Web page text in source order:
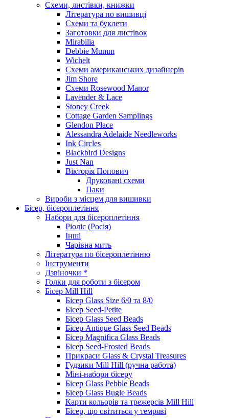
Схеми, листівки, книжки
Література по вишивці
Схеми та буклети
Заготовки для листівок
Mirabilia
Debbie Mumm
Wichelt
Схеми американських дизайнерів
Jim Shore
Cхеми Rosewood Manor
Lavender & Lace
Stoney Creek
Cottage Garden Samplings
Glendon Place
Alessandra Adelaide Needleworks
Ink Circles
Blackbird Designs
Just Nan
Вікторія Попович
Друковані схеми
Паки
Вироби з місцем для вишивки
Бісер, бісероплетіння
Набори для бісероплетіння
Ріоліс (Росія)
Інші
Чарівна мить
Література по бісероплетінню
Інструменти
Дзвіночки *
Голки для роботи з бісером
Бісер Mill Hill
Бісер Glass Size 6/0 та 8/0
Бісер Seed-Petite
Бісер Glass Seed Beads
Бісер Antique Glass Seed Beads
Бісер Magnifica Glass Beads
Бісер Seed-Frosted Beads
Прикраси Glass & Crystal Treasures
Гудзики Mill Hill (ручна работа)
Міні-набори бісеру
Бісер Glass Pebble Beads
Бісер Glass Bugle Beads
Карти кольорів та трежерсів Mill Hill
Бісер, що світиться у темряві